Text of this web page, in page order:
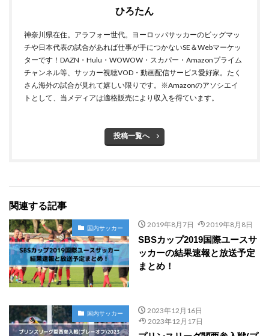
ひろたん
神奈川県在住。アラフォー世代。ヨーロッパサッカーのビッグマッ
チや日本代表の試合があれば仕事が手につかないSE＆Webマーケッ
ターです！DAZN・Hulu・WOWOW・スカパー・Amazonプライム
チャンネル等、サッカー視聴VOD・動画配信サービス愛好家。たく
さん海外の試合が見れて嬉しい限りです。※Amazonのアソシエイ
トとして、当メディアは適格販売により収入を得ています。
投稿一覧へ
関連する記事
国内サッカー 2019年8月7日 2019年8月8日
SBSカップ2019国際ユースサ
ッカーの結果速報と放送予定
まとめ！
国内サッカー
2023年12月16日
2023年12月17日